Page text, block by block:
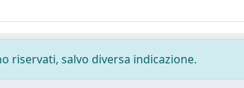
riservati, salvo diversa indicazione.